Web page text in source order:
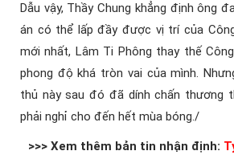
Dẫu vậy, Thầy Chung khẳng định ông
án có thể lấp đầy được vị trí của
mới nhất, Lâm Ti Phông thay thế
phong độ khá tròn vai của mình.
thủ này sau đó đã dính chấn thương
phải nghỉ cho đến hết mùa bóng./
>>> Xem thêm bản tin nhận định: